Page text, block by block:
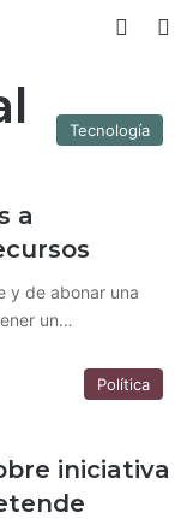
Tecnología
a
y de abonar una
un…
Política
iniciativa